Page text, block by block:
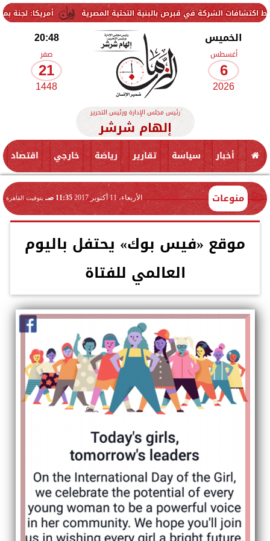
أمريكا: لجنة بمجلس الشيوخ في قبرص بالبنية التحتية المصرية
الخميس
أغسطس
6
2026
20:48
صفر
21
1448
رئيس مجلس الإدارة ورئيس التحرير
إلهام شرشر
أخبار سياسة تقارير رياضة خارجي اقتصاد
منوعات الأربعاء، 11 أكتوبر 2017 11:35 صـ بتوقيت القاهرة
موقع «فيس بوك» يحتفل باليوم
العالمي للفتاة